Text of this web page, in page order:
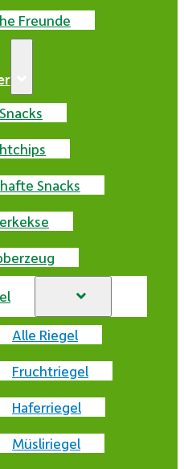
Freunde
Snacks
Alle Riegel
Fruchtriegel
Haferriegel
Müsliriegel